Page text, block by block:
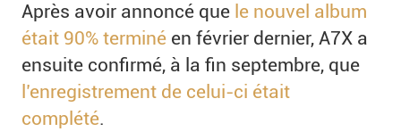
Après avoir annoncé que le nouvel album
était 90% terminé en février dernier, A7X a
ensuite confirmé, à la fin septembre, que
l’enregistrement de celui-ci était
complété.